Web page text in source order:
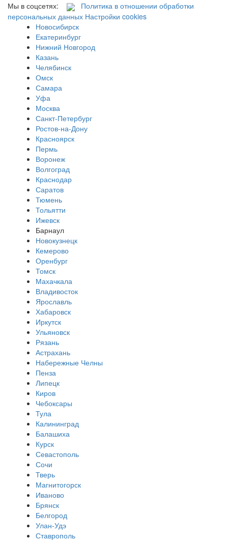
Мы в соцсетях:
Политика в отношении обработки
персональных данных Настройки cookies
Новосибирск
Екатеринбург
Нижний Новгород
Казань
Челябинск
Омск
Самара
Уфа
Москва
Санкт-Петербург
Ростов-на-Дону
Красноярск
Пермь
Воронеж
Волгоград
Краснодар
Саратов
Тюмень
Тольятти
Ижевск
Барнаул
Новокузнецк
Кемерово
Оренбург
Томск
Махачкала
Владивосток
Ярославль
Хабаровск
Иркутск
Ульяновск
Рязань
Астрахань
Набережные Челны
Пенза
Липецк
Киров
Чебоксары
Тула
Калининград
Балашиха
Курск
Севастополь
Сочи
Тверь
Магнитогорск
Иваново
Брянск
Белгород
Улан-Удэ
Ставрополь